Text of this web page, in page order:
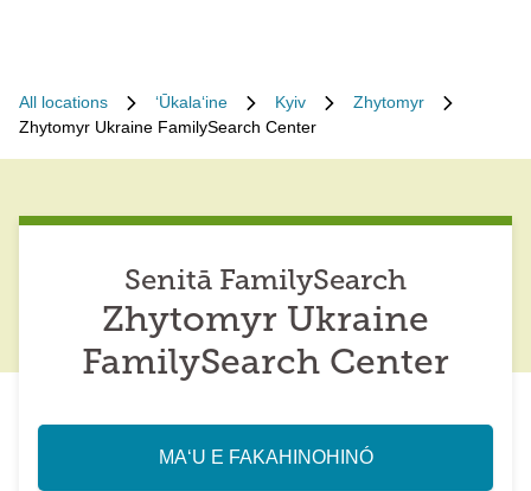
All locations ʻŪkalaʻine Kyiv
Zhytomyr
Zhytomyr Ukraine FamilySearch Center
Senitā FamilySearch
Zhytomyr Ukraine
FamilySearch Center
MAʻU E FAKAHINOHINÓ